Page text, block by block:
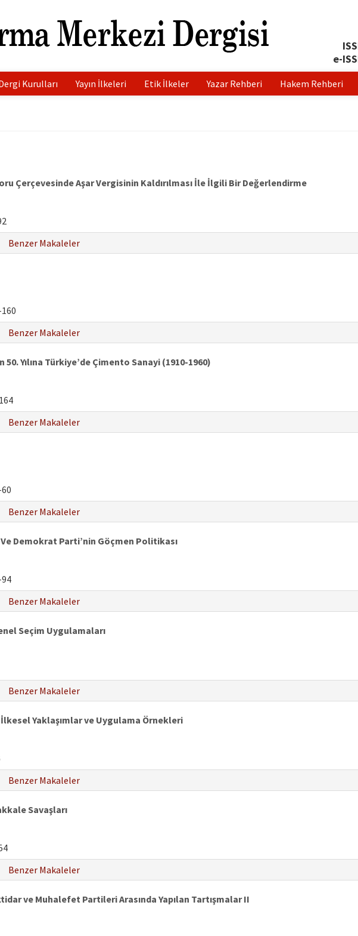
e-
Kurulları Yayın İlkeleri Etik İlkeler Yazar Rehberi Hakem Rehberi
Çerçevesinde Aşar Vergisinin Kaldırılması İle İlgili Bir Değerlendirme
Benzer Makaleler
Benzer Makaleler
Yılına Türkiye’de Çimento Sanayi (1910-1960)
Benzer Makaleler
Benzer Makaleler
Demokrat Parti’nin Göçmen Politikası
Benzer Makaleler
Seçim Uygulamaları
Benzer Makaleler
Yaklaşımlar ve Uygulama Örnekleri
Benzer Makaleler
Savaşları
Benzer Makaleler
ve Muhalefet Partileri Arasında Yapılan Tartışmalar II